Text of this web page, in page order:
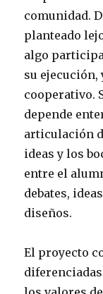
comunidad.
planteado
algo
su ejecución,
cooperativo.
depende
articulación
ideas y los
entre el
debates,
diseños.
El proyecto